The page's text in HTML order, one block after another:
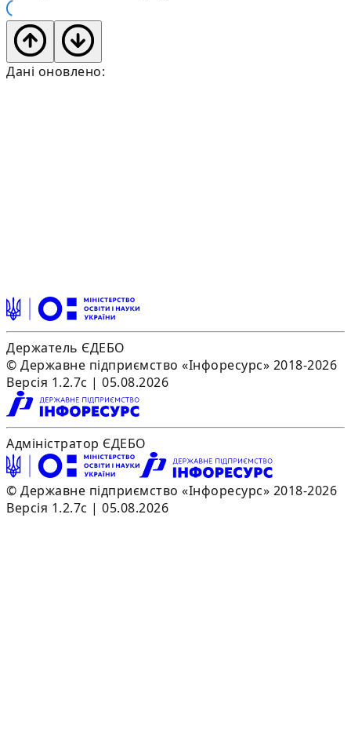
Дані оновлено:
Держатель ЄДЕБО
© Державне підприємство «Інфоресурс» 2018-2026
Версія 1.2.7c | 05.08.2026
Адміністратор ЄДЕБО
© Державне підприємство «Інфоресурс» 2018-2026
Версія 1.2.7c | 05.08.2026